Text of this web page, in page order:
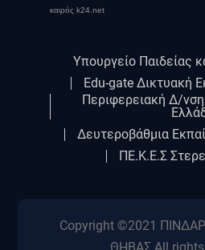
καιρός k24.net
Υπουργείο Παιδείας
Edu-gate Δικτυακή
Περιφερειακή Δ/
Δευτεροβάθμια
ΠΕ.Κ.Ε.Σ
Copyright ©2021